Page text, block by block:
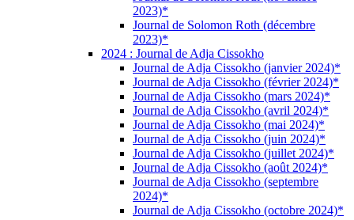
2023)*
Journal de Solomon Roth (décembre
2023)*
2024 : Journal de Adja Cissokho
Journal de Adja Cissokho (janvier 2024)*
Journal de Adja Cissokho (février 2024)*
Journal de Adja Cissokho (mars 2024)*
Journal de Adja Cissokho (avril 2024)*
Journal de Adja Cissokho (mai 2024)*
Journal de Adja Cissokho (juin 2024)*
Journal de Adja Cissokho (juillet 2024)*
Journal de Adja Cissokho (août 2024)*
Journal de Adja Cissokho (septembre
2024)*
Journal de Adja Cissokho (octobre 2024)*